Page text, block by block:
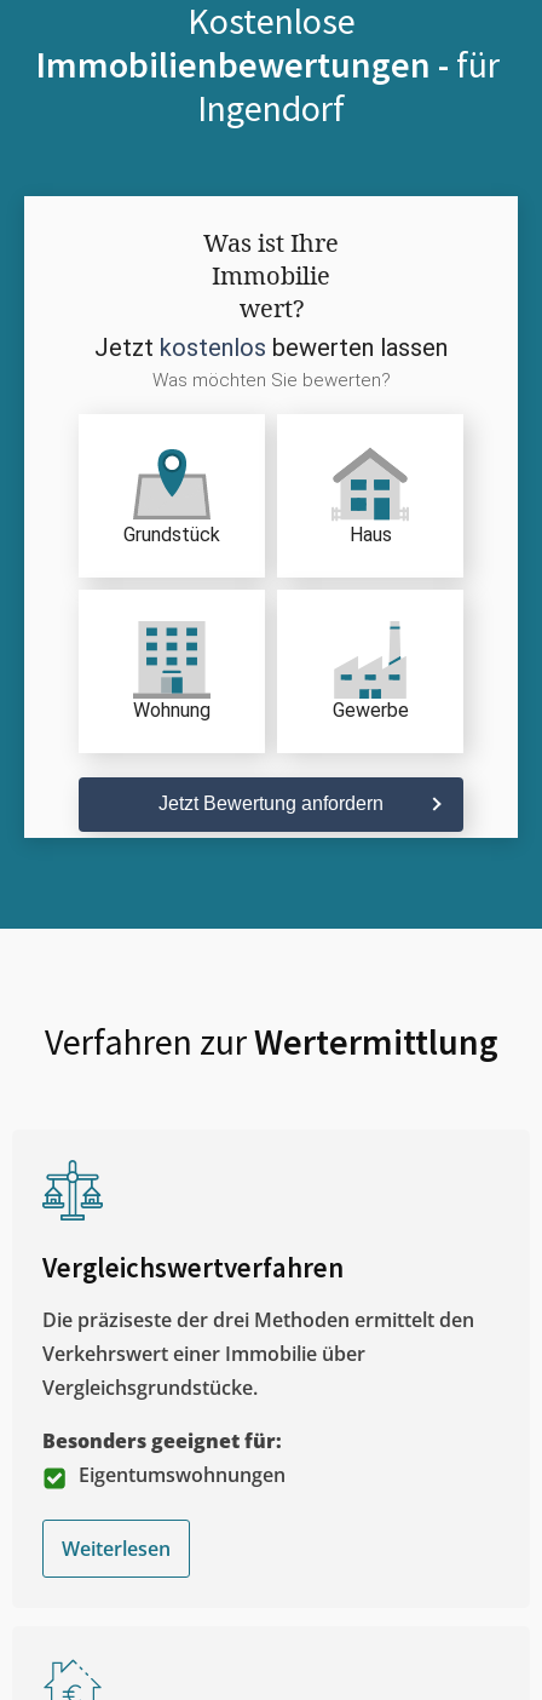
Kostenlose
Immobilienbewertungen - für
Ingendorf
Was ist Ihre
Immobilie
wert?
Jetzt kostenlos bewerten lassen
Was möchten Sie bewerten?
Grundstück Haus
Wohnung Gewerbe
Jetzt Bewertung anfordern
Verfahren zurWertermittlung
Vergleichswertverfahren
Die präziseste der drei Methoden ermittelt den
Verkehrswert einer Immobilie über
Vergleichsgrundstücke.
Besonders geeignet für:
Eigentumswohnungen
Weiterlesen